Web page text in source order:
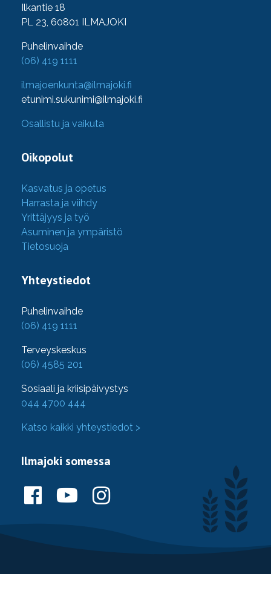
Ilkantie 18
PL 23, 60801 ILMAJOKI
Puhelinvaihde
(06) 419 1111
ilmajoenkunta@ilmajoki.fi
etunimi.sukunimi@ilmajoki.fi
Osallistu ja vaikuta
Oikopolut
Kasvatus ja opetus
Harrasta ja viihdy
Yrittäjyys ja työ
Asuminen ja ympäristö
Tietosuoja
Yhteystiedot
Puhelinvaihde
(06) 419 1111
Terveyskeskus
(06) 4585 201
Sosiaali ja kriisipäivystys
044 4700 444
Katso kaikki yhteystiedot >
Ilmajoki somessa